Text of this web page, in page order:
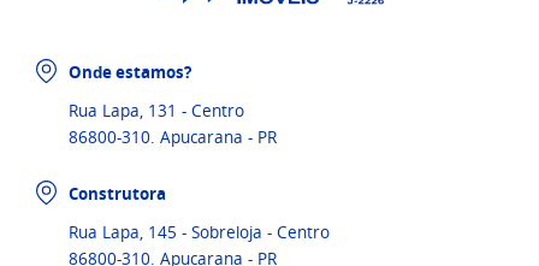
Onde estamos?
Rua Lapa, 131 - Centro
86800-310. Apucarana - PR
Construtora
Rua Lapa, 145 - Sobreloja - Centro
86800-310. Apucarana - PR